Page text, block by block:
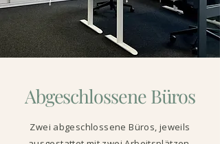
Abgeschlossene Büros
Zwei abgeschlossene Büros, jeweils